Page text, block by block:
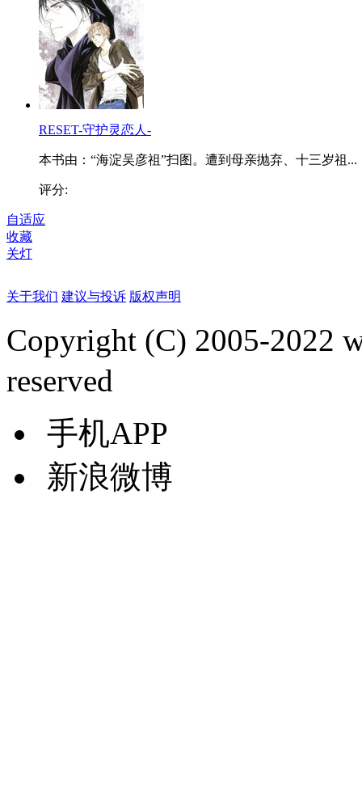
RESET-守护灵恋人-
本书由：“海淀吴彦祖”扫图。遭到母亲抛弃、十三岁祖...
评分:
自适应
收藏
关灯
关于我们 建议与投诉 版权声明
Copyright (C) 2005-2022
reserved
手机APP
新浪微博